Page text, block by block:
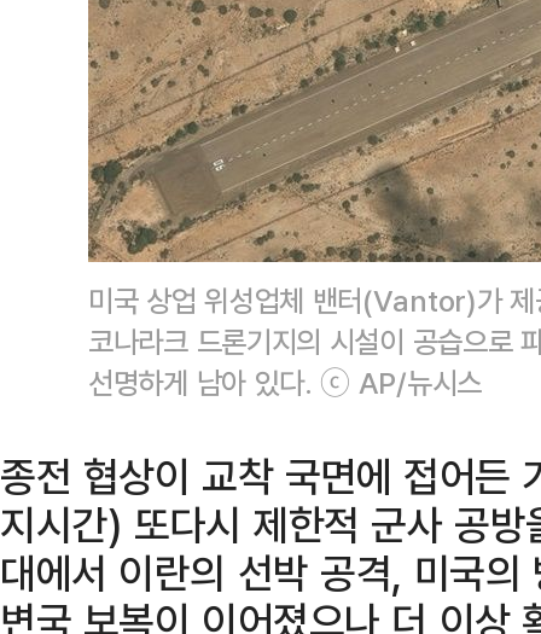
미국 상업 위성업체 밴터(Vantor)가
코나라크 드론기지의 시설이 공습으로
선명하게 남아 있다. ⓒ AP/뉴시스
종전 협상이 교착 국면에 접어든
지시간) 또다시 제한적 군사 공
대에서 이란의 선박 공격, 미국
변국 보복이 이어졌으나 더 이상